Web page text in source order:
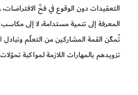
التعقيدات دون الوقوع في فخّ
المعرفة إلى تنمية مستدامة، لا إلى
تُمكّن القمة المشاركين من التعلّم وتبادل
تزويدهم بالمهارات اللازمة لمواكبة